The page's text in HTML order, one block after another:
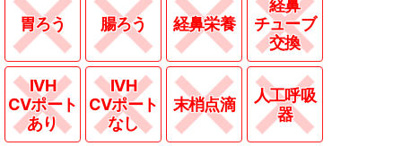
胃ろう 腸ろう 経鼻栄養
経鼻
チューブ
交換
IVH
CVポート
あり
IVH
CVポート
なし
末梢点滴
人工呼吸
器